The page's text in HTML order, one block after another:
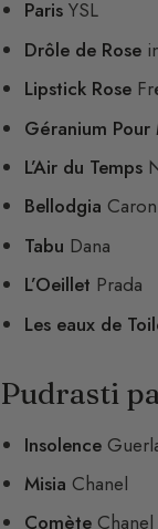
Paris YSL
Drôle de Rose
Lipstick Rose
Géranium Pour
L’Air du Temps
Bellodgia Caron
Tabu Dana
L’Oeillet Prada
Les eaux de
Pudrasti
Insolence
Misia Chanel
Comète Chanel